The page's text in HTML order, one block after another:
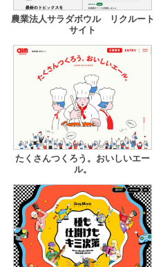
農業法人サラダボウル リクルート
サイト
たくさんつくろう。おいしいエー
ル。